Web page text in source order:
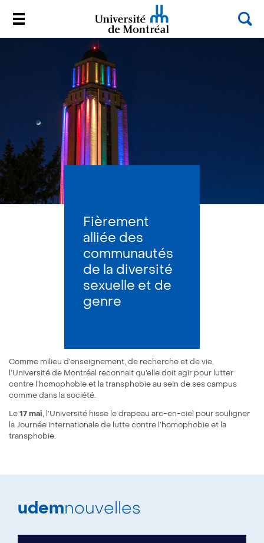
Passer
Université de Montréal
Fièrement
alliée des
communautés
de la diversité
sexuelle et de
genre
Comme milieu d’enseignement, de recherche et de vie,
l’Université de Montréal reconnait qu’elle doit agir pour lutter
contre l’homophobie et la transphobie au sein de ses campus
comme dans la société.
Le17 mai, l’Université hisse le drapeau arc-en-ciel pour souligner
la Journée internationale de lutte contre l’homophobie et la
transphobie.
udemnouvelles